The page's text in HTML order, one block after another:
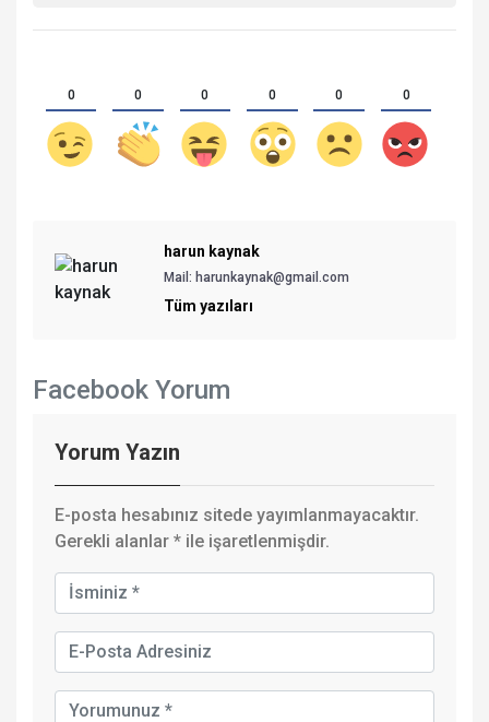
0 0 0 0 0 0
harun kaynak
Mail: harunkaynak@gmail.com
Tüm yazıları
Facebook Yorum
Yorum Yazın
E-posta hesabınız sitede yayımlanmayacaktır.
Gerekli alanlar * ile işaretlenmişdir.